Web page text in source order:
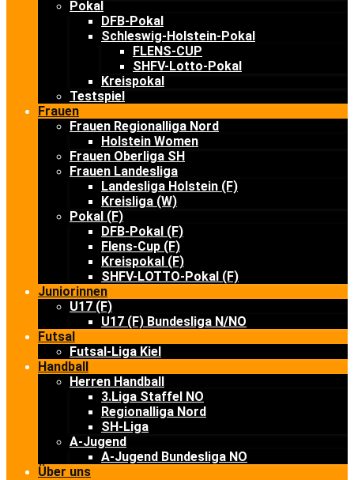
Pokal
DFB-Pokal
Schleswig-Holstein-Pokal
FLENS-CUP
SHFV-Lotto-Pokal
Kreispokal
Testspiel
Frauen
Frauen Regionalliga Nord
Holstein Women
Frauen Oberliga SH
Frauen Landesliga
Landesliga Holstein (F)
Kreisliga (W)
Pokal (F)
DFB-Pokal (F)
Flens-Cup (F)
Kreispokal (F)
SHFV-LOTTO-Pokal (F)
Juniorinnen
U17 (F)
U17 (F) Bundesliga N/NO
Futsal
Futsal-Liga Kiel
Handball
Herren Handball
3.Liga Staffel NO
Regionalliga Nord
SH-Liga
A-Jugend
A-Jugend Bundesliga NO
Über uns